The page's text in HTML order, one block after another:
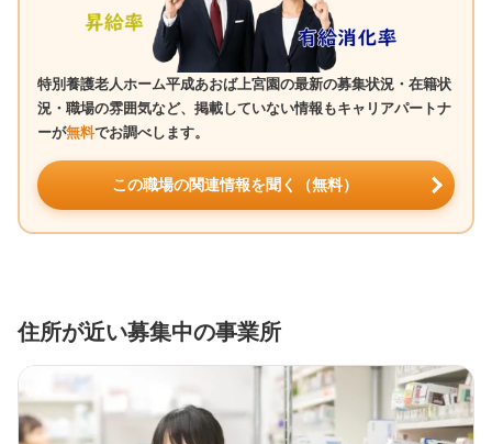
特別養護老人ホーム平成あおば上宮園の最新の募集状況・在籍状
況・職場の雰囲気など、掲載していない情報もキャリアパートナ
ーが無料でお調べします。
この職場の関連情報を聞く（無料）
住所が近い募集中の事業所